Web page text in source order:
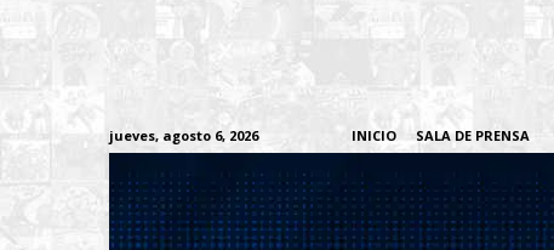
jueves, agosto 6, 2026 INICIO SALA DE PRENSA